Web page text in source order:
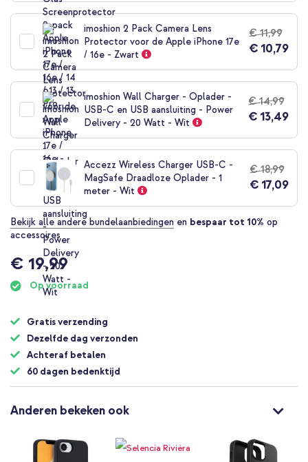
afbeeldingen-
gallerij
imoshion 2 Pack Camera Lens
Protector voor de Apple iPhone 17e
/ 16e - Zwart
€ 11,99
€ 10,79
imoshion Wall Charger - Oplader -
USB-C en USB aansluiting - Power
Delivery - 20 Watt - Wit
€ 14,99
€ 13,49
Accezz Wireless Charger USB-C -
MagSafe Draadloze Oplader - 1
meter - Wit
€ 18,99
€ 17,09
Bekijk alle andere bundelaanbiedingen en bespaar tot 10% op
accessoires
€ 19,99
Op voorraad
Gratis verzending
Dezelfde dag verzonden
Achteraf betalen
60 dagen bedenktijd
Anderen bekeken ook